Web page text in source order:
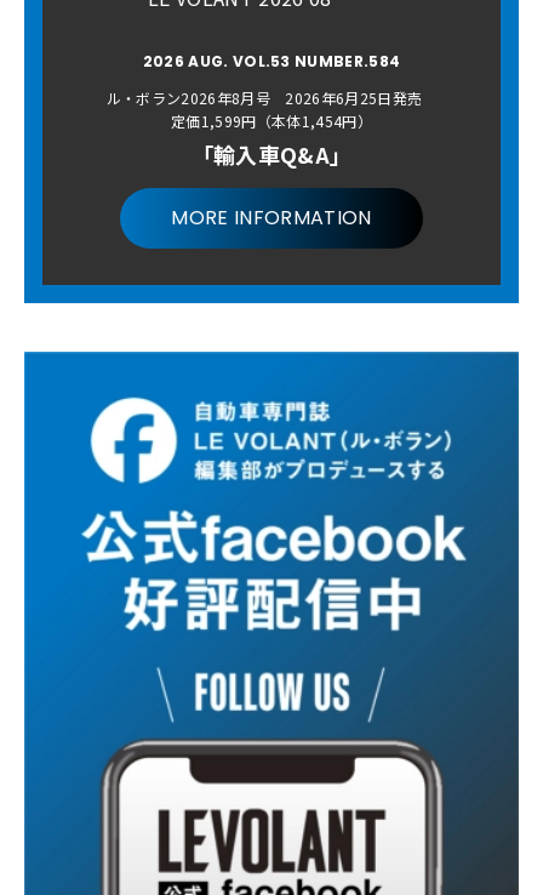
2026 AUG. VOL.53 NUMBER.584
ル・ボラン2026年8月号 2026年6月25日発売
定価1,599円（本体1,454円）
「輸入車Q&A」
MORE INFORMATION